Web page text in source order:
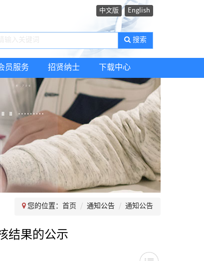
中文版 English
搜索
员服务 招贤纳士 下载中心
您的位置： 首页 通知公告 通知公告
结果的公示